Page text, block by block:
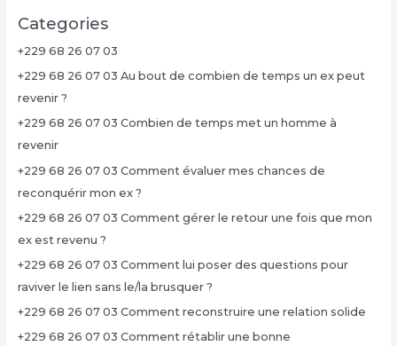
Categories
+229 68 26 07 03
+229 68 26 07 03 Au bout de combien de temps un ex peut
revenir ?
+229 68 26 07 03 Combien de temps met un homme à
revenir
+229 68 26 07 03 Comment évaluer mes chances de
reconquérir mon ex ?
+229 68 26 07 03 Comment gérer le retour une fois que mon
ex est revenu ?
+229 68 26 07 03 Comment lui poser des questions pour
raviver le lien sans le/la brusquer ?
+229 68 26 07 03 Comment reconstruire une relation solide
+229 68 26 07 03 Comment rétablir une bonne